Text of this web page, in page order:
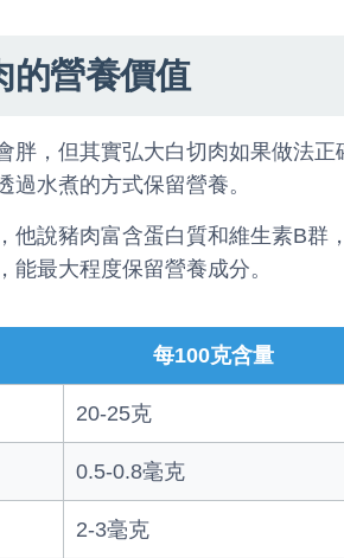
的營養價值
胖，但其實弘大白切肉如果做法
過水煮的方式保留營養。
他說豬肉富含蛋白質和維生素B群
能最大程度保留營養成分。
每100克含量
20-25克
0.5-0.8毫克
2-3毫克